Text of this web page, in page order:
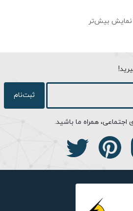
اهمیت دارد که نه آنقدر متفاوت باشد
از نظر دور بمانند. در چنین مواقعی،
جزئیات خاص و منحصر به فرد می‌تواند
شب تاب است دقیقا از این ویژگی بهره
محصول، از چراغ‌های محوطه‌ای کلاسیک
فرد چراغ محوطه‌ای وندا خواهید داشت.
و چند سطحی است!
را به عنوان چراغ چمنی، چراغ پارکی،
می‌کند.
نمایش بیش‌تر
ثبت‌نام
همراه ما باشید.